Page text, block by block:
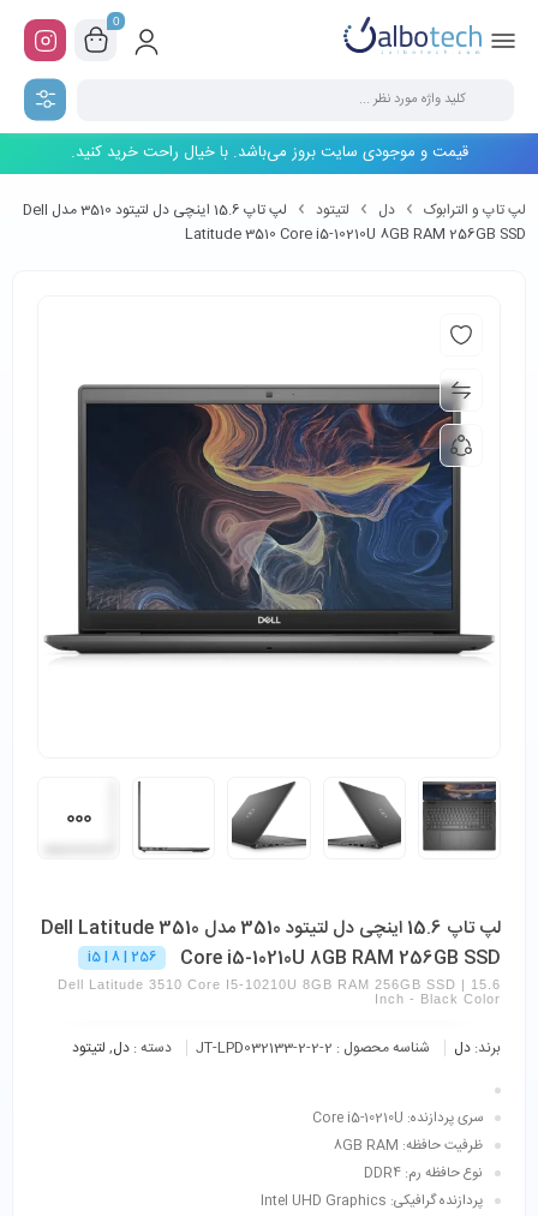
0
قیمت و موجودی سایت بروز می‌باشد. با خیال راحت خرید کنید.
لپ تاپ و الترابوک دل لتیتود
لپ تاپ 15.6 اینچی دل لتیتود 3510 مدل Dell
Latitude 3510 Core i5-10210U 8GB RAM 256GB SSD
لپ تاپ 15.6 اینچی دل لتیتود 3510 مدل Dell Latitude 3510
Core i5-10210U 8GB RAM 256GB SSD
i5 | 8 | 256
Dell Latitude 3510 Core I5-10210U 8GB RAM 256GB SSD | 15.6
Inch - Black Color
برند: دل شناسه محصول : JT-LPD032133-2-2-2 دسته : دل, لتیتود
سری پردازنده: Core i5-10210U
ظرفیت حافظه: 8GB RAM
نوع حافظه رم: DDR4
پردازنده گرافیکی: Intel UHD Graphics